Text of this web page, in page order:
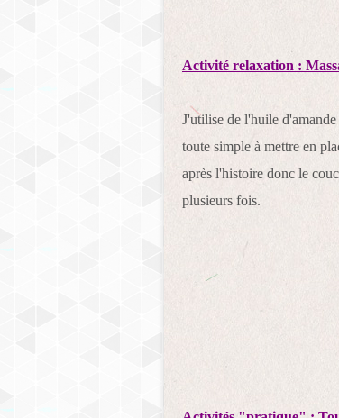
Activité relaxation :
J'utilise de l'huile
toute simple à mettre en
après l'histoire donc le
plusieurs fois.